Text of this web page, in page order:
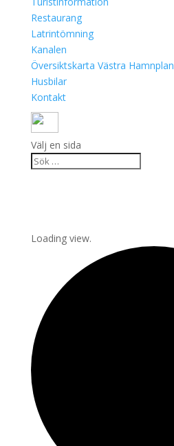
Restaurang
Latrintömning
Kanalen
Översiktskarta Västra Hamnplan
Husbilar
Kontakt
Välj en sida
Loading view.